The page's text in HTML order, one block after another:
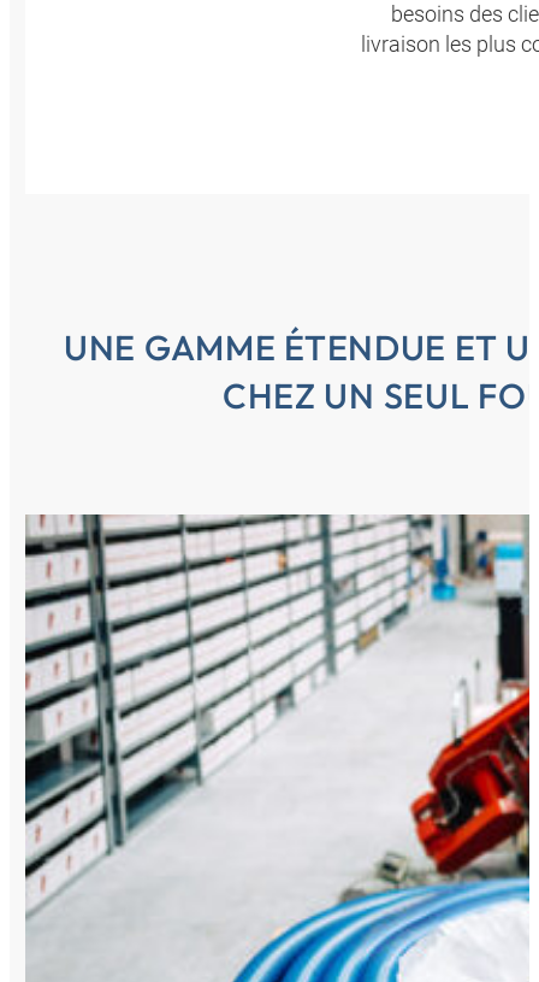
besoins des
livraison les plus
UNE GAMME ÉTENDUE ET
CHEZ UN SEUL